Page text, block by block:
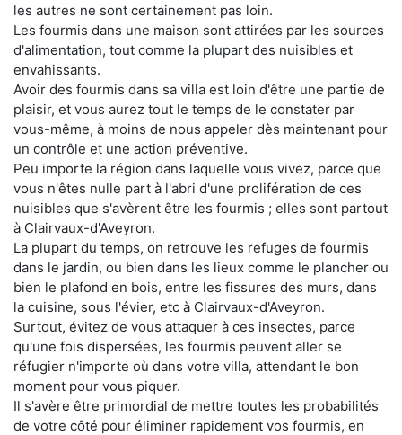
les autres ne sont certainement pas loin.
Les fourmis dans une maison sont attirées par les sources
d'alimentation, tout comme la plupart des nuisibles et
envahissants.
Avoir des fourmis dans sa villa est loin d'être une partie de
plaisir, et vous aurez tout le temps de le constater par
vous-même, à moins de nous appeler dès maintenant pour
un contrôle et une action préventive.
Peu importe la région dans laquelle vous vivez, parce que
vous n'êtes nulle part à l'abri d'une prolifération de ces
nuisibles que s'avèrent être les fourmis ; elles sont partout
à Clairvaux-d'Aveyron.
La plupart du temps, on retrouve les refuges de fourmis
dans le jardin, ou bien dans les lieux comme le plancher ou
bien le plafond en bois, entre les fissures des murs, dans
la cuisine, sous l'évier, etc à Clairvaux-d'Aveyron.
Surtout, évitez de vous attaquer à ces insectes, parce
qu'une fois dispersées, les fourmis peuvent aller se
réfugier n'importe où dans votre villa, attendant le bon
moment pour vous piquer.
Il s'avère être primordial de mettre toutes les probabilités
de votre côté pour éliminer rapidement vos fourmis, en